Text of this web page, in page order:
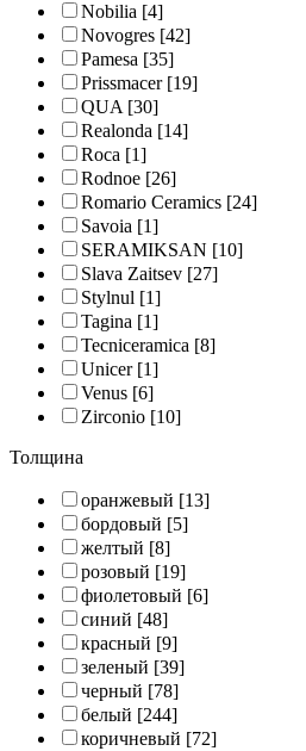
Nobilia [4]
Novogres [42]
Pamesa [35]
Prissmacer[19]
QUA[30]
Realonda [14]
Roca [1]
Rodnoe [26]
Romario Ceramics [24]
Savoia [1]
SERAMIKSAN [10]
Slava Zaitsev [27]
Stylnul [1]
Tagina [1]
Tecniceramica [8]
Unicer[1]
Venus [6]
Zirconio [10]
Толщина
оранжевый [13]
бордовый [5]
желтый [8]
розовый [19]
фиолетовый [6]
синий [48]
красный [9]
зеленый [39]
черный [78]
белый [244]
коричневый [72]